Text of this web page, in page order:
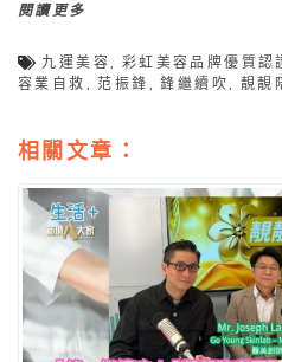
閱讀更多
九運美容 彩虹美容品牌優質認
容業自救
,范振鋒 ,鋒繼續吹 靚靚
相關文章：